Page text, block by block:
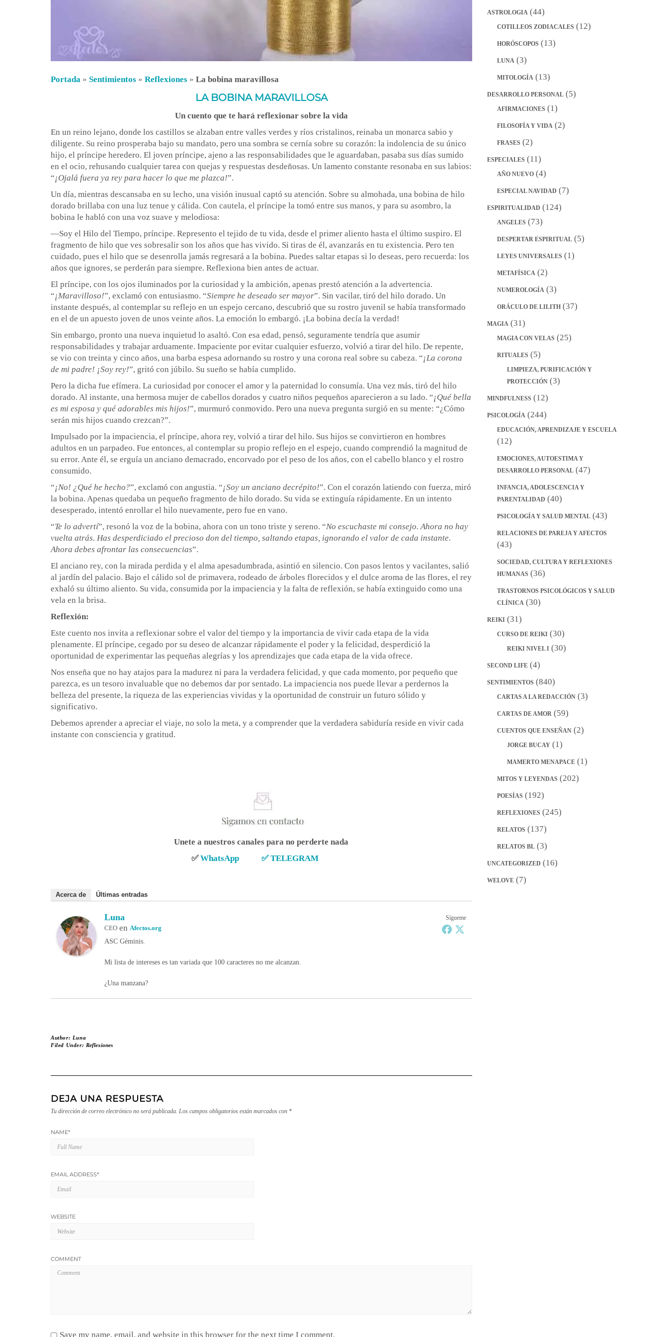
Portada » Sentimientos » Reflexiones » La bobina maravillosa
LA BOBINA MARAVILLOSA
Un cuento que te hará reflexionar sobre la vida
En un reino lejano, donde los castillos se alzaban entre valles verdes y ríos cristalinos, reinaba un monarca sabio y
diligente. Su reino prosperaba bajo su mandato, pero una sombra se cernía sobre su corazón: la indolencia de su único
hijo, el príncipe heredero. El joven príncipe, ajeno a las responsabilidades que le aguardaban, pasaba sus días sumido
en el ocio, rehusando cualquier tarea con quejas y respuestas desdeñosas. Un lamento constante resonaba en sus labios:
“¡Ojalá fuera ya rey para hacer lo que me plazca!”.
Un día, mientras descansaba en su lecho, una visión inusual captó su atención. Sobre su almohada, una bobina de hilo
dorado brillaba con una luz tenue y cálida. Con cautela, el príncipe la tomó entre sus manos, y para su asombro, la
bobina le habló con una voz suave y melodiosa:
—Soy el Hilo del Tiempo, príncipe. Represento el tejido de tu vida, desde el primer aliento hasta el último suspiro. El
fragmento de hilo que ves sobresalir son los años que has vivido. Si tiras de él, avanzarás en tu existencia. Pero ten
cuidado, pues el hilo que se desenrolla jamás regresará a la bobina. Puedes saltar etapas si lo deseas, pero recuerda: los
años que ignores, se perderán para siempre. Reflexiona bien antes de actuar.
El príncipe, con los ojos iluminados por la curiosidad y la ambición, apenas prestó atención a la advertencia.
“¡Maravilloso!”, exclamó con entusiasmo. “Siempre he deseado ser mayor”. Sin vacilar, tiró del hilo dorado. Un
instante después, al contemplar su reflejo en un espejo cercano, descubrió que su rostro juvenil se había transformado
en el de un apuesto joven de unos veinte años. La emoción lo embargó. ¡La bobina decía la verdad!
Sin embargo, pronto una nueva inquietud lo asaltó. Con esa edad, pensó, seguramente tendría que asumir
responsabilidades y trabajar arduamente. Impaciente por evitar cualquier esfuerzo, volvió a tirar del hilo. De repente,
se vio con treinta y cinco años, una barba espesa adornando su rostro y una corona real sobre su cabeza. “¡La corona
de mi padre! ¡Soy rey!”, gritó con júbilo. Su sueño se había cumplido.
Pero la dicha fue efímera. La curiosidad por conocer el amor y la paternidad lo consumía. Una vez más, tiró del hilo
dorado. Al instante, una hermosa mujer de cabellos dorados y cuatro niños pequeños aparecieron a su lado. “¡Qué bella
es mi esposa y qué adorables mis hijos!”, murmuró conmovido. Pero una nueva pregunta surgió en su mente: “¿Cómo
serán mis hijos cuando crezcan?”.
Impulsado por la impaciencia, el príncipe, ahora rey, volvió a tirar del hilo. Sus hijos se convirtieron en hombres
adultos en un parpadeo. Fue entonces, al contemplar su propio reflejo en el espejo, cuando comprendió la magnitud de
su error. Ante él, se erguía un anciano demacrado, encorvado por el peso de los años, con el cabello blanco y el rostro
consumido.
“¡No! ¿Qué he hecho?”, exclamó con angustia. “¡Soy un anciano decrépito!”. Con el corazón latiendo con fuerza, miró
la bobina. Apenas quedaba un pequeño fragmento de hilo dorado. Su vida se extinguía rápidamente. En un intento
desesperado, intentó enrollar el hilo nuevamente, pero fue en vano.
“Te lo advertí”, resonó la voz de la bobina, ahora con un tono triste y sereno. “No escuchaste mi consejo. Ahora no hay
vuelta atrás. Has desperdiciado el precioso don del tiempo, saltando etapas, ignorando el valor de cada instante.
Ahora debes afrontar las consecuencias”.
El anciano rey, con la mirada perdida y el alma apesadumbrada, asintió en silencio. Con pasos lentos y vacilantes, salió
al jardín del palacio. Bajo el cálido sol de primavera, rodeado de árboles florecidos y el dulce aroma de las flores, el rey
exhaló su último aliento. Su vida, consumida por la impaciencia y la falta de reflexión, se había extinguido como una
vela en la brisa.
Reflexión:
Este cuento nos invita a reflexionar sobre el valor del tiempo y la importancia de vivir cada etapa de la vida
plenamente. El príncipe, cegado por su deseo de alcanzar rápidamente el poder y la felicidad, desperdició la
oportunidad de experimentar las pequeñas alegrías y los aprendizajes que cada etapa de la vida ofrece.
Nos enseña que no hay atajos para la madurez ni para la verdadera felicidad, y que cada momento, por pequeño que
parezca, es un tesoro invaluable que no debemos dar por sentado. La impaciencia nos puede llevar a perdernos la
belleza del presente, la riqueza de las experiencias vividas y la oportunidad de construir un futuro sólido y
significativo.
Debemos aprender a apreciar el viaje, no solo la meta, y a comprender que la verdadera sabiduría reside en vivir cada
instante con consciencia y gratitud.
Unete a nuestros canales para no perderte nada
✅WhatsApp ✅ TELEGRAM
Acerca de Últimas entradas
Sígueme
Luna
CEO en Afectos.org
ASC Géminis.
Mi lista de intereses es tan variada que 100 caracteres no me alcanzan.
¿Una manzana?
Author: Luna
Filed Under: Reflexiones
DEJA UNA RESPUESTA
Tu dirección de correo electrónico no será publicada. Los campos obligatorios están marcados con *
NAME*
EMAIL ADDRESS*
WEBSITE
COMMENT
Save my name, email, and website in this browser for the next time I comment.
ASTROLOGIA (44)
COTILLEOS ZODIACALES (12)
HORÓSCOPOS (13)
LUNA (3)
MITOLOGÍA (13)
DESARROLLO PERSONAL(5)
AFIRMACIONES (1)
FILOSOFÍA Y VIDA (2)
FRASES (2)
ESPECIALES (11)
AÑO NUEVO(4)
ESPECIAL NAVIDAD (7)
ESPIRITUALIDAD (124)
ANGELES (73)
DESPERTAR ESPIRITUAL(5)
LEYES UNIVERSALES (1)
METAFÍSICA (2)
NUMEROLOGÍA (3)
ORÁCULO DE LILITH(37)
MAGIA (31)
MAGIA CON VELAS (25)
RITUALES (5)
LIMPIEZA, PURIFICACIÓN Y
PROTECCIÓN(3)
MINDFULNESS (12)
PSICOLOGÍA (244)
EDUCACIÓN, APRENDIZAJE Y ESCUELA
(12)
EMOCIONES, AUTOESTIMA Y
DESARROLLO PERSONAL(47)
INFANCIA, ADOLESCENCIA Y
PARENTALIDAD (40)
PSICOLOGÍA Y SALUD MENTAL(43)
RELACIONES DE PAREJA Y AFECTOS
(43)
SOCIEDAD, CULTURA Y REFLEXIONES
HUMANAS (36)
TRASTORNOS PSICOLÓGICOS Y SALUD
CLÍNICA (30)
REIKI (31)
CURSO DE REIKI (30)
REIKI NIVEL I (30)
SECOND LIFE(4)
SENTIMIENTOS (840)
CARTAS A LA REDACCIÓN(3)
CARTAS DE AMOR (59)
CUENTOS QUE ENSEÑAN(2)
JORGE BUCAY(1)
MAMERTO MENAPACE(1)
MITOS Y LEYENDAS (202)
POESÍAS (192)
REFLEXIONES (245)
RELATOS (137)
RELATOS BL(3)
UNCATEGORIZED (16)
WELOVE(7)